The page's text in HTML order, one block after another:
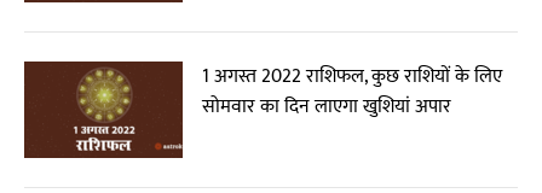
1 अगस्त 2022 राशिफल, कुछ राशियों के लिए
सोमवार का दिन लाएगा खुशियां अपार